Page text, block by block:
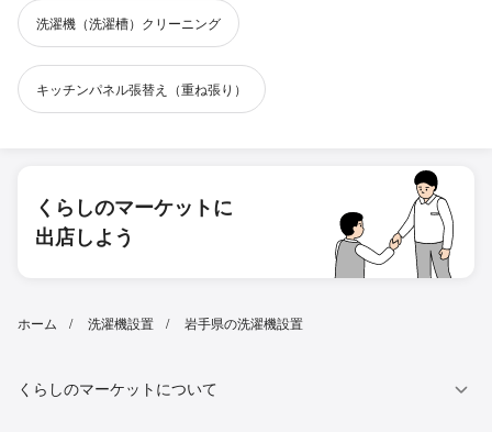
洗濯機（洗濯槽）クリーニング
キッチンパネル張替え（重ね張り）
くらしのマーケットに
出店しよう
ホーム 洗濯機設置 岩手県の洗濯機設置
くらしのマーケットについて